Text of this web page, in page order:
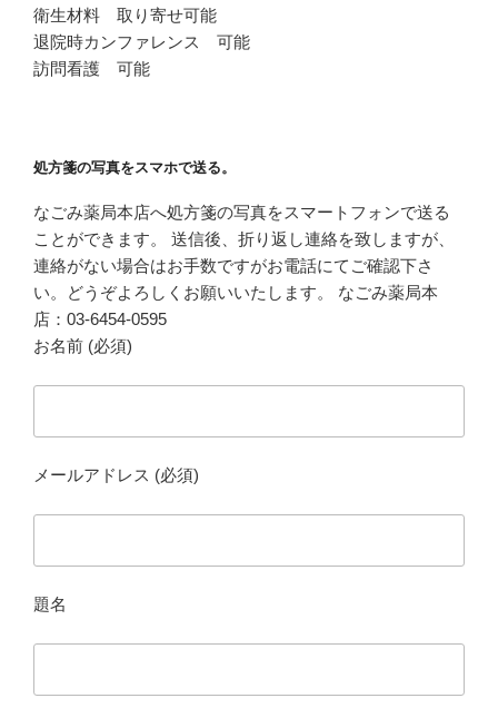
衛生材料 取り寄せ可能
退院時カンファレンス 可能
訪問看護 可能
処方箋の写真をスマホで送る。
なごみ薬局本店へ処方箋の写真をスマートフォンで送る
ことができます。 送信後、折り返し連絡を致しますが、
連絡がない場合はお手数ですがお電話にてご確認下さ
い。どうぞよろしくお願いいたします。 なごみ薬局本
店：03-6454-0595
お名前 (必須)
メールアドレス (必須)
題名